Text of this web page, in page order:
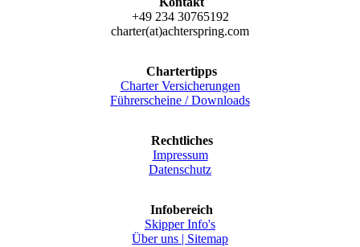
+49 234 30765192
charter(at)achterspring.com
Chartertipps
Charter Versicherungen
Führerscheine / Downloads
Rechtliches
Impressum
Datenschutz
Infobereich
Skipper Info's
Über uns | Sitemap